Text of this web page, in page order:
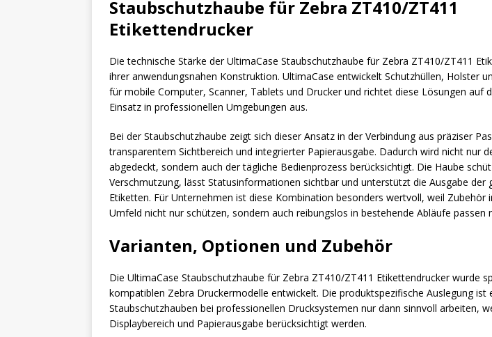
Staubschutzhaube für Zebra ZT410/ZT411
Etikettendrucker
Die technische Stärke der UltimaCase Staubschutzhaube für Zebra ZT410/ZT411
ihrer anwendungsnahen Konstruktion. UltimaCase entwickelt Schutzhüllen, Holster
für mobile Computer, Scanner, Tablets und Drucker und richtet diese Lösungen auf
Einsatz in professionellen Umgebungen aus.
Bei der Staubschutzhaube zeigt sich dieser Ansatz in der Verbindung aus präziser
transparentem Sichtbereich und integrierter Papierausgabe. Dadurch wird nicht nur
abgedeckt, sondern auch der tägliche Bedienprozess berücksichtigt. Die Haube
Verschmutzung, lässt Statusinformationen sichtbar und unterstützt die Ausgabe der
Etiketten. Für Unternehmen ist diese Kombination besonders wertvoll, weil Zubehör
Umfeld nicht nur schützen, sondern auch reibungslos in bestehende Abläufe passen
Varianten, Optionen und Zubehör
Die UltimaCase Staubschutzhaube für Zebra ZT410/ZT411 Etikettendrucker wurde
kompatiblen Zebra Druckermodelle entwickelt. Die produktspezifische Auslegung ist
Staubschutzhauben bei professionellen Drucksystemen nur dann sinnvoll arbeiten,
Displaybereich und Papierausgabe berücksichtigt werden.